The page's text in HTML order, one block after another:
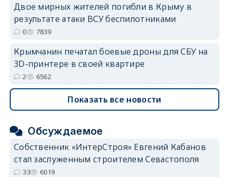
Двое мирных жителей погибли в Крыму в
результате атаки ВСУ беспилотниками
0 7839
Крымчанин печатал боевые дроны для СБУ на
3D-принтере в своей квартире
2 6562
Показать все новости
Обсуждаемое
Собственник «ИнтерСтроя» Евгений Кабанов
стал заслуженным строителем Севастополя
33 6019